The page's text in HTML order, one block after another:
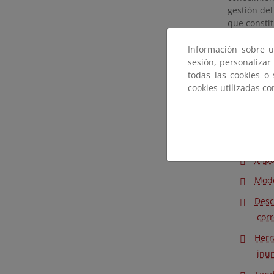
gestión
que
Todas
marco del
bajo la
Las
Información sobre
sesión,
todas las cookies
cookies utilizadas